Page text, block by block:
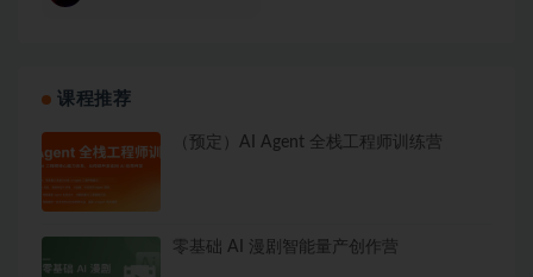
课程推荐
（预定）AI Agent 全栈工程师训练营
零基础 AI 漫剧智能量产创作营